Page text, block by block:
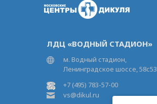
ЛДЦ «ВОДНЫЙ СТАДИОН»
м. Водный стадион,
Ленинградское шоссе, 58с53
+7 (495) 783-57-00
vs@dikul.ru